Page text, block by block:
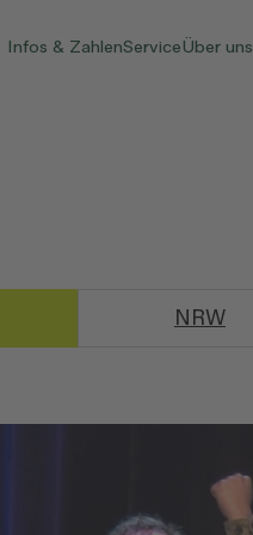
Infos & ZahlenServiceÜber uns
NRW